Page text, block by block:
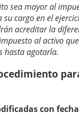
sea mayor al
su cargo en el
acreditar la
al activo
hasta agotarla.
con